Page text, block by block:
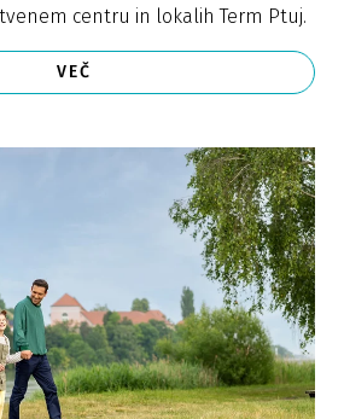
centru in lokalih Term Ptuj.
VEČ